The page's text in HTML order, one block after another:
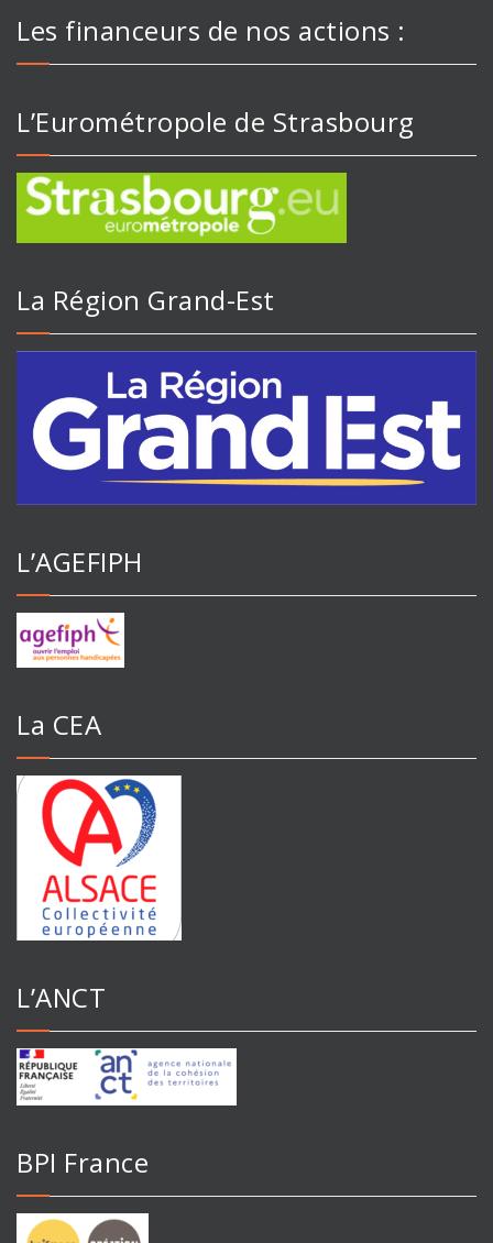
Les financeurs de nos actions :
L’Eurométropole de Strasbourg
La Région Grand-Est
L’AGEFIPH
La CEA
L’ANCT
BPI France